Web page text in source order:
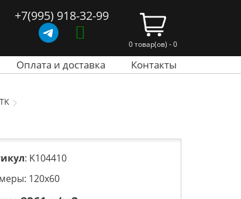
+7(995) 918-32-99
0 товар(ов) - 0
Оплата и доставка Контакты
: K104410
120х60